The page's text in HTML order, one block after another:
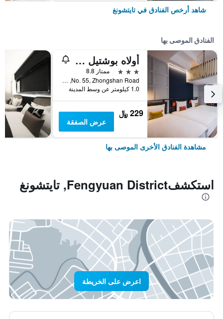
شاهد أرخص الفنادق في تايتشونغ
الفنادق الموصى بها
أولاه بوشتيل - تايتشونج ستيشن
3 نجوم
ممتاز 8.8
No. 55, Zhongshan Road, تايتشونغ, تايوان
1.0 كيلومتر عن وسط المدينة
229 ﷼
عرض الصفقة
مشاهدة الفنادق الأخرى الموصى بها
استكشفFengyuan District, تايتشونغ
اعرض على الخريطة